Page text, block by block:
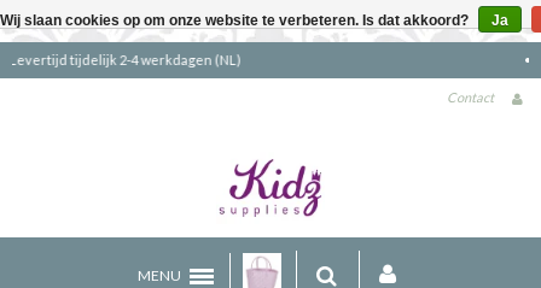
Gratis verzending boven €90 (NL)
Contact
MENU
Wij slaan cookies op om onze website te verbeteren. Is dat akkoord? Ja